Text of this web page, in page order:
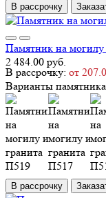
В рассрочку
Памятник на
2 484.00 руб.
В рассрочку: от
Варианты памятника
В рассрочку